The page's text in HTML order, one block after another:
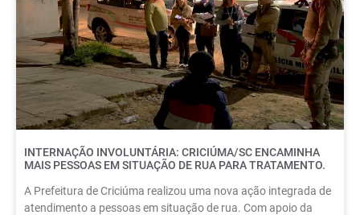
INTERNAÇÃO INVOLUNTÁRIA: CRICIÚMA/SC ENCAMINHA
MAIS PESSOAS EM SITUAÇÃO DE RUA PARA TRATAMENTO.
A Prefeitura de Criciúma realizou uma nova ação integrada de
atendimento a pessoas em situação de rua. Com apoio da